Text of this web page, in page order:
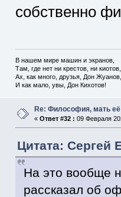
собственно
В нашем мире машин и экранов,
Там, где нет ни крестов, ни киотов,
Ах, как много, друзья, Дон Жуанов,
И как мало, увы, Дон Кихотов!
Re: Философия, мать её
« Ответ #32 : 09 Февраля
Цитата: Сергей
На это вообще
рассказал об